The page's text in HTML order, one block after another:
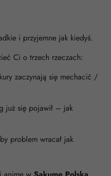
i przyjemne jak kiedyś.
Ci o trzech rzeczach:
zaczynają się mechacić /
już się pojawił – jak
problem wracał jak